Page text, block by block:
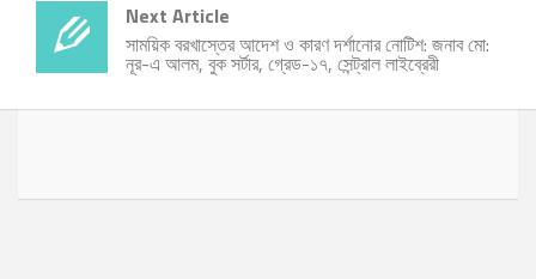
Next Article
সাময়িক বরখাস্তের আদেশ ও কারণ দর্শানোর নোটিশ: জনাব মো:
নূর-এ আলম, বুক সর্টার, গ্রেড-১৭, সেন্ট্রাল লাইব্রেরী